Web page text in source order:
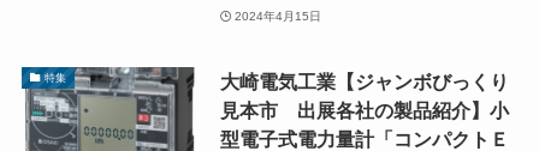
2024年4月15日
特集
大崎電気工業【ジャンボびっくり
見本市 出展各社の製品紹介】小
型電子式電力量計「コンパクトＥ